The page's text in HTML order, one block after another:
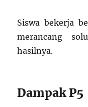
Siswa bekerja
merancang
hasilnya.
Dampak P5